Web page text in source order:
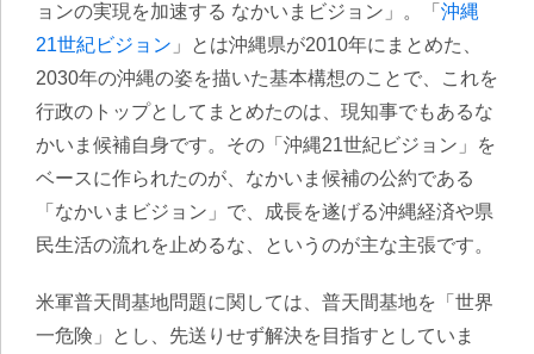
ョンの実現を加速する なかいまビジョン」。「 沖縄
21世紀ビジョン 」とは沖縄県が2010年にまとめた、
2030年の沖縄の姿を描いた基本構想のことで、これを
行政のトップとしてまとめたのは、現知事でもあるな
かいま候補自身です。その「沖縄21世紀ビジョン」を
ベースに作られたのが、なかいま候補の公約である
「なかいまビジョン」で、成長を遂げる沖縄経済や県
民生活の流れを止めるな、というのが主な主張です。
米軍普天間基地問題に関しては、普天間基地を「世界
一危険」とし、先送りせず解決を目指すとしていま